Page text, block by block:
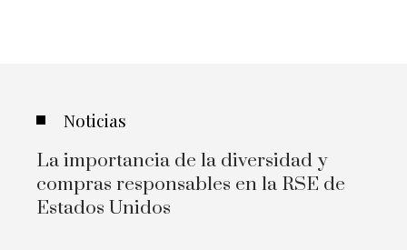
Noticias
La importancia de la diversidad y
compras responsables en la RSE de
Estados Unidos